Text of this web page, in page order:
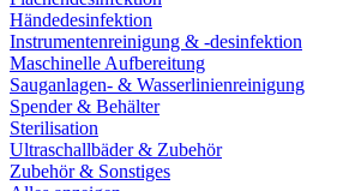
Händedesinfektion
Instrumentenreinigung & -desinfektion
Maschinelle Aufbereitung
Sauganlagen- & Wasserlinienreinigung
Spender & Behälter
Sterilisation
Ultraschallbäder & Zubehör
Zubehör & Sonstiges